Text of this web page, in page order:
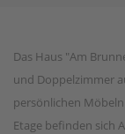
Das Haus "Am
und Doppelzimmer
persönlichen
Etage befinden sich